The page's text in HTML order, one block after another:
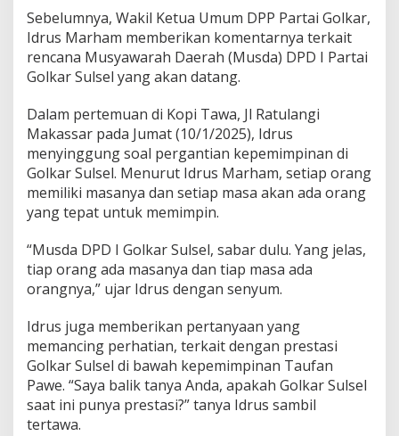
a
P
e
r
s
a
n
g
a
n
H
a
y
a
M
u
y
a
w
r
a
Sebelumnya, Wakil Ketua Umum DPP Partai Golkar,
Idrus Marham memberikan komentarnya terkait
rencana Musyawarah Daerah (Musda) DPD I Partai
Golkar Sulsel yang akan datang.
Dalam pertemuan di Kopi Tawa, Jl Ratulangi
Makassar pada Jumat (10/1/2025), Idrus
menyinggung soal pergantian kepemimpinan di
Golkar Sulsel. Menurut Idrus Marham, setiap orang
memiliki masanya dan setiap masa akan ada orang
yang tepat untuk memimpin.
“Musda DPD I Golkar Sulsel, sabar dulu. Yang jelas,
tiap orang ada masanya dan tiap masa ada
orangnya,” ujar Idrus dengan senyum.
Idrus juga memberikan pertanyaan yang
memancing perhatian, terkait dengan prestasi
Golkar Sulsel di bawah kepemimpinan Taufan
Pawe. “Saya balik tanya Anda, apakah Golkar Sulsel
saat ini punya prestasi?” tanya Idrus sambil
tertawa.